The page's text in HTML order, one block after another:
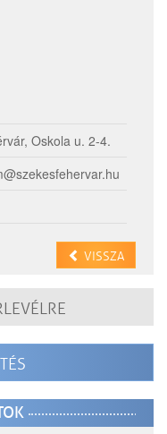
Oskola u. 2-4.
VISSZA